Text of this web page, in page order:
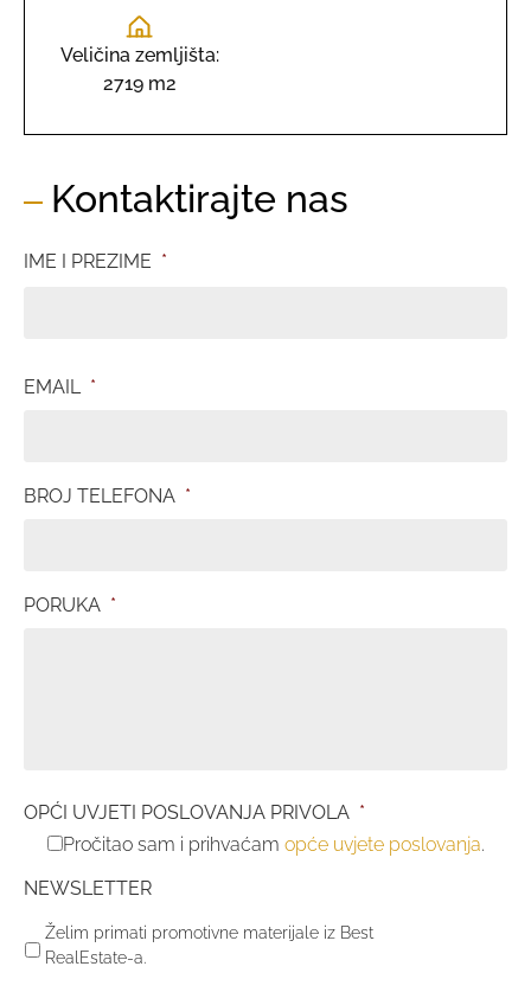
Veličina zemljišta:
2719 m2
Kontaktirajte nas
IME I PREZIME *
EMAIL *
BROJ TELEFONA *
PORUKA *
OPĆI UVJETI POSLOVANJA PRIVOLA *
Pročitao sam i prihvaćam opće uvjete poslovanja.
NEWSLETTER
Želim primati promotivne materijale iz Best
RealEstate-a.